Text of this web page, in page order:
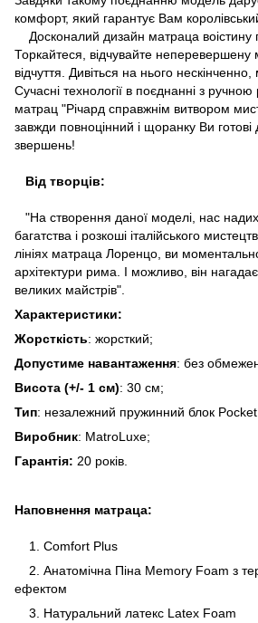
комфорт, який гарантує Вам
Досконалий дизайн матраца воістину
Торкайтеся, відчувайте неперевершену
відчуття. Дивіться на нього нескінченно,
Сучасні технології в поєднанні з
матрац "Річард справжнім витвором
завжди повноцінний і щоранку Ви готові
звершень!
Від творців:
"На створення даної моделі, нас
багатства і розкоші італійського
лініях матраца Лоренцо, ви
архітектури рима. І можливо, він
великих майстрів".
Характеристики:
Жорсткість: жорсткий;
Допустиме навантаження: без
Висота (+/- 1 см): 30 см;
Тип: незалежний пружинний блок
Виробник: MatroLuxe;
Гарантія: 20 років.
Наповнення матраца:
1. Comfort Plus
2. Анатомічна Піна Memory Foam з
ефектом
3. Натуральний латекс Latex Foam